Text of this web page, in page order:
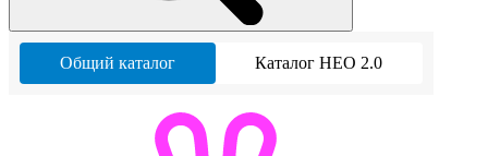
Общий каталог Каталог НЕО 2.0